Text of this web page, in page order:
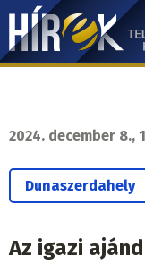
Ugrás
tartalomra
Hírek.sk
2024. december 8.,
Dunaszerdahely
Az igazi